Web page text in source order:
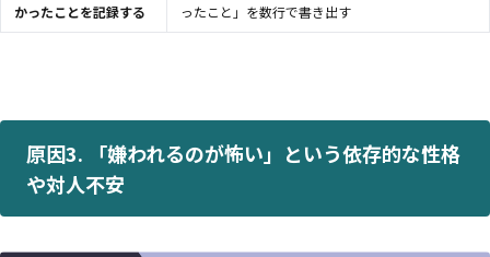
かったことを記録する
ったこと」を数行で書き出す
原因3. 「嫌われるのが怖い」という依存的な性格
や対人不安